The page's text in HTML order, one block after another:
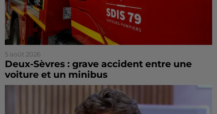
5 août 2026
Deux-Sèvres : grave accident entre une
voiture et un minibus